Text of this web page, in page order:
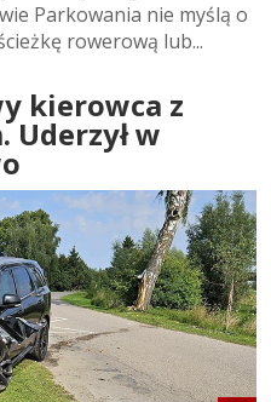
Parkowania nie myślą o
rowerową lub...
kierowca z
Uderzył w